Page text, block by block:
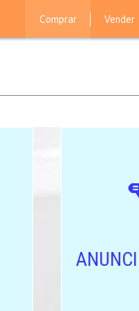
Comprar Vender